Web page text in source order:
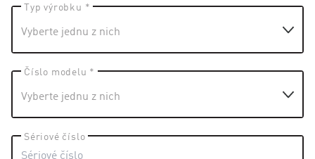
Typ výrobku *
Číslo modelu *
Sériové číslo